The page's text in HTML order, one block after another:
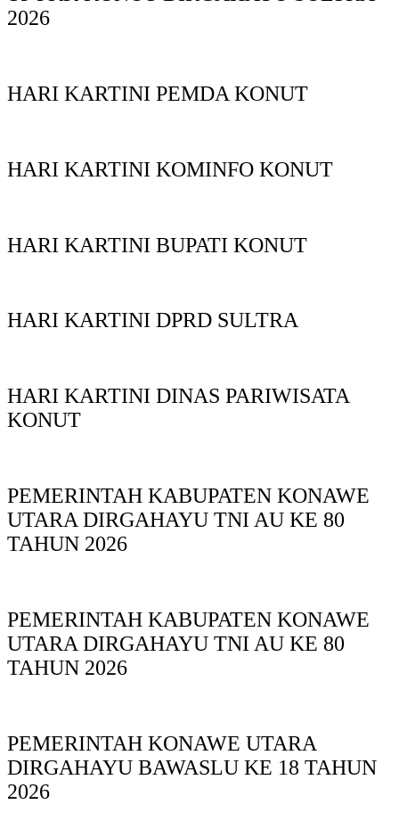
2026
HARI KARTINI PEMDA KONUT
HARI KARTINI KOMINFO KONUT
HARI KARTINI BUPATI KONUT
HARI KARTINI DPRD SULTRA
HARI KARTINI DINAS PARIWISATA
KONUT
PEMERINTAH KABUPATEN KONAWE
UTARA DIRGAHAYU TNI AU KE 80
TAHUN 2026
PEMERINTAH KABUPATEN KONAWE
UTARA DIRGAHAYU TNI AU KE 80
TAHUN 2026
PEMERINTAH KONAWE UTARA
DIRGAHAYU BAWASLU KE 18 TAHUN
2026